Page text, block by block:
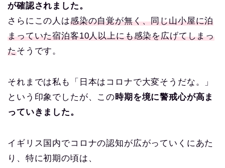
が確認されました。
さらにこの人は感染の自覚が無く、同じ山小屋に泊
まっていた宿泊客10人以上にも感染を広げてしまっ
たそうです。
それまでは私も「日本はコロナで大変そうだな。」
という印象でしたが、この時期を境に警戒心が高ま
っていきました。
イギリス国内でコロナの認知が広がっていくにあた
り、特に初期の頃は、